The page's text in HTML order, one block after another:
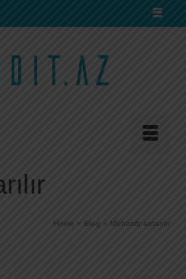
Home » Blog » Mühasib axtarılır